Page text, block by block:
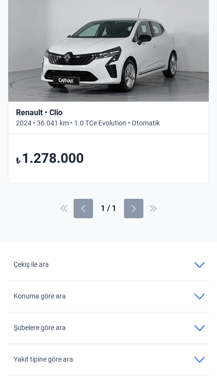
Renault • Clio
2024 • 36.041 km • 1.0 TCe Evolution • Otomatik
₺ 1.278.000
1 / 1
Çekiş ile ara
Konuma göre ara
Şubelere göre ara
Yakıt tipine göre ara